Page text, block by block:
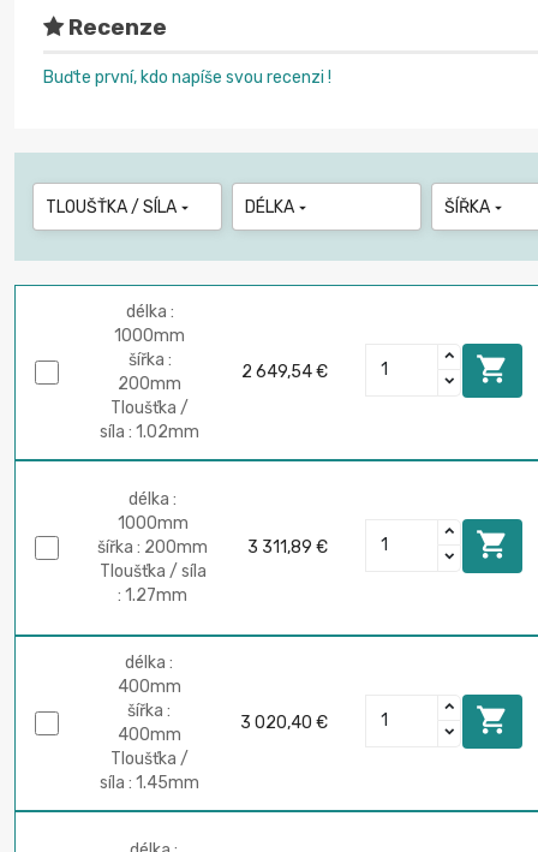
Recenze
Buďte první, kdo napíše svou recenzi !
TLOUŠŤKA / SÍLA  DÉLKA  ŠÍŘKA 
délka :
1000mm
šířka :
200mm
Tloušťka /
síla : 1.02mm
2 649,54 € 
délka :
1000mm
šířka : 200mm
Tloušťka / síla
: 1.27mm
3 311,89 € 
délka :
400mm
šířka :
400mm
Tloušťka /
síla : 1.45mm
3 020,40 € 